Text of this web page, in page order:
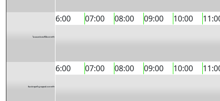
โถงอเนกประสงค์ใต้อาคารทวีฯ
6:00 07:00 08:00 09:00 10:00
ห้องประชุมทวี ญาณสุคนธ์ อาคารทวีฯ
6:00 07:00 08:00 09:00 10:00